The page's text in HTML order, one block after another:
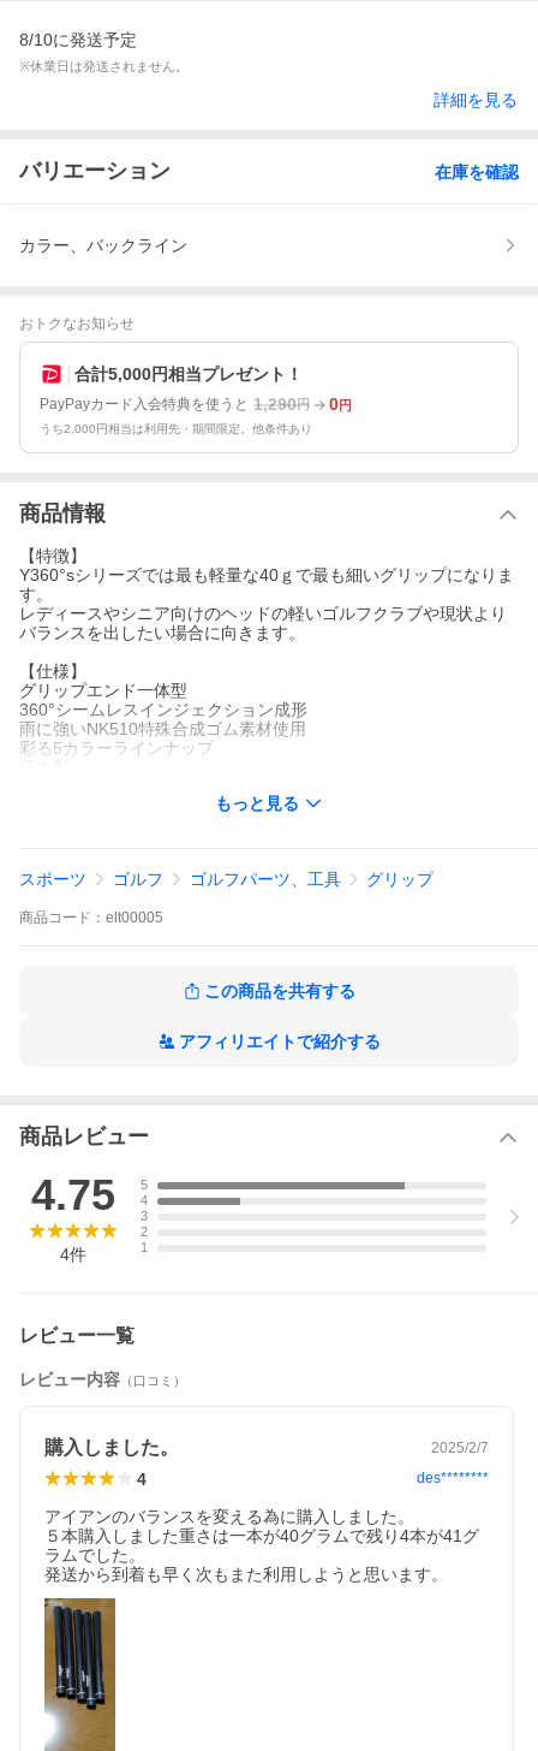
8/10に発送予定
※休業日は発送されません。
詳細を見る
バリエーション 在庫を確認
カラー、バックライン
おトクなお知らせ
合計5,000円相当プレゼント！
PayPayカード入会特典を使うと 1,290円 0円
うち2,000円相当は利用先・期間限定。他条件あり
商品情報
【特徴】
Y360°sシリーズでは最も軽量な40ｇで最も細いグリップになりま
す。
レディースやシニア向けのヘッドの軽いゴルフクラブや現状より
バランスを出したい場合に向きます。
【仕様】
グリップエンド一体型
360°シームレスインジェクション成形
雨に強いNK510特殊合成ゴム素材使用
彩る5カラーラインナップ
【シャフト対応口径】
【送料について】
メール便の場合は外箱は付属いたしません。予めご了承くださ
【お支払い方法・その他について】
必ずお買い物ガイドをご覧いただきご購入をお願い致します。
ゴルフグリップ グリップ力アップ 硬度調整 バランス調整 バラン
ス プレゼント 贈答品 ゴルフ コンペ賞品 賞品 父の日 母の日 誕生
もっと見る
スポーツ ゴルフ ゴルフパーツ、工具 グリップ
商品 コード： elt00005
この商品を共有する
アフィリエイトで紹介する
商品レビュー
4.75
4件
5
4
3
2
1
レビュー一覧
レビュー内容 （口コミ）
購入しました。 2025/2/7
4 des********
アイアンのバランスを変える為に購入しました。
５本購入しました重さは一本が40グラムで残り4本が41グ
ラムでした。
発送から到着も早く次もまた利用しようと思います。